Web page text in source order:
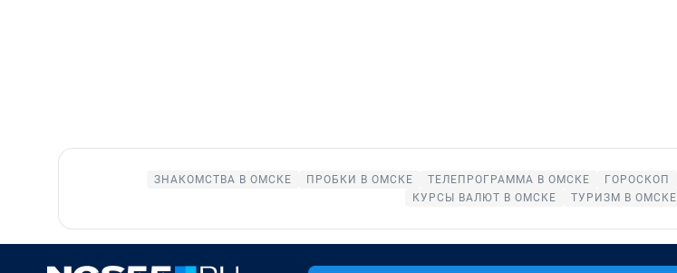
ЗНАКОМСТВА В ОМСКЕ ПРОБКИ В ОМСКЕ ТЕЛЕПРОГРАММА В ОМСКЕ ГОРОСКОП
КУРСЫ ВАЛЮТ В ОМСКЕ
ТУРИЗМ В ОМСКЕ